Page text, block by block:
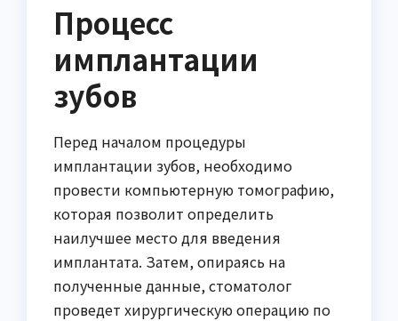
Процесс
имплантации
зубов
Перед началом процедуры
имплантации зубов, необходимо
провести компьютерную томографию,
которая позволит определить
наилучшее место для введения
имплантата. Затем, опираясь на
полученные данные, стоматолог
проведет хирургическую операцию по